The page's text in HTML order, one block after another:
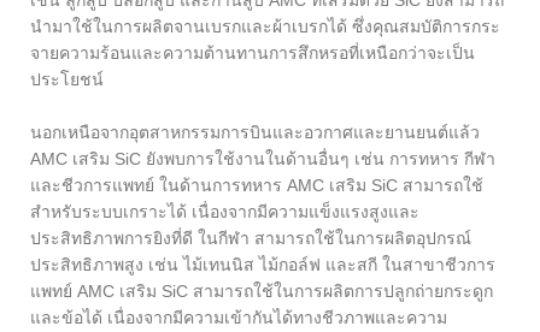
นำมาใช้ในการผลิตจานเบรกและผ้าเบรกได้ ซึ่งคุณสมบัติการกระ
จายความร้อนและความต้านทานการสึกหรอที่เหนือกว่าจะเป็น
ประโยชน์
นอกเหนือจากอุตสาหกรรมการบินและอวกาศและยานยนต์แล้ว
AMC เสริม SiC ยังพบการใช้งานในด้านอื่นๆ เช่น การทหาร กีฬา
และชีวการแพทย์ ในด้านการทหาร AMC เสริม SiC สามารถใช้
สำหรับระบบเกราะได้ เนื่องจากมีความแข็งแรงสูงและ
ประสิทธิภาพการยิงที่ดี ในกีฬา สามารถใช้ในการผลิตอุปกรณ์
ประสิทธิภาพสูง เช่น ไม้เทนนิส ไม้กอล์ฟ และสกี ในสาขาชีวการ
แพทย์ AMC เสริม SiC สามารถใช้ในการผลิตการปลูกถ่ายกระดูก
และข้อได้ เนื่องจากมีความเข้ากันได้ทางชีวภาพและความ